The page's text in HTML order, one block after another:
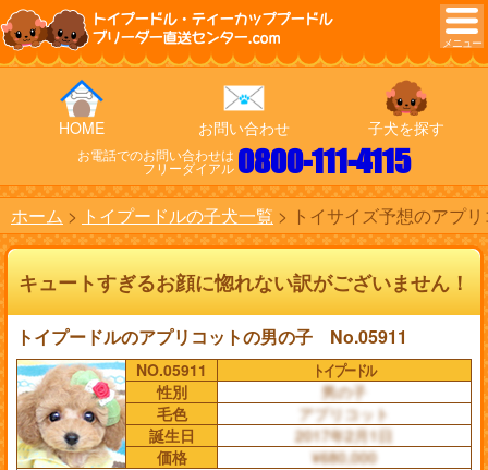
トイプードル・ティーカッププードル
ブリーダー直送センター.com
HOME お問い合わせ 子犬を探す
お電話でのお問い合わせは
フリーダイアル 0800-111-4115
ホーム トイプードルの子犬一覧 トイサイズ予想のアプ
キュートすぎるお顔に惚れない訳がございません！
トイプードルのアプリコットの男の子 No.05911
NO.05911
トイプードル
性別
男の子
毛色
アプリコット
誕生日
2017年2月1日
価格
¥680,000